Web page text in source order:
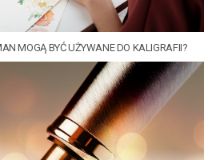
MOGĄ BYĆ UŻYWANE DO KALIGRAFII?